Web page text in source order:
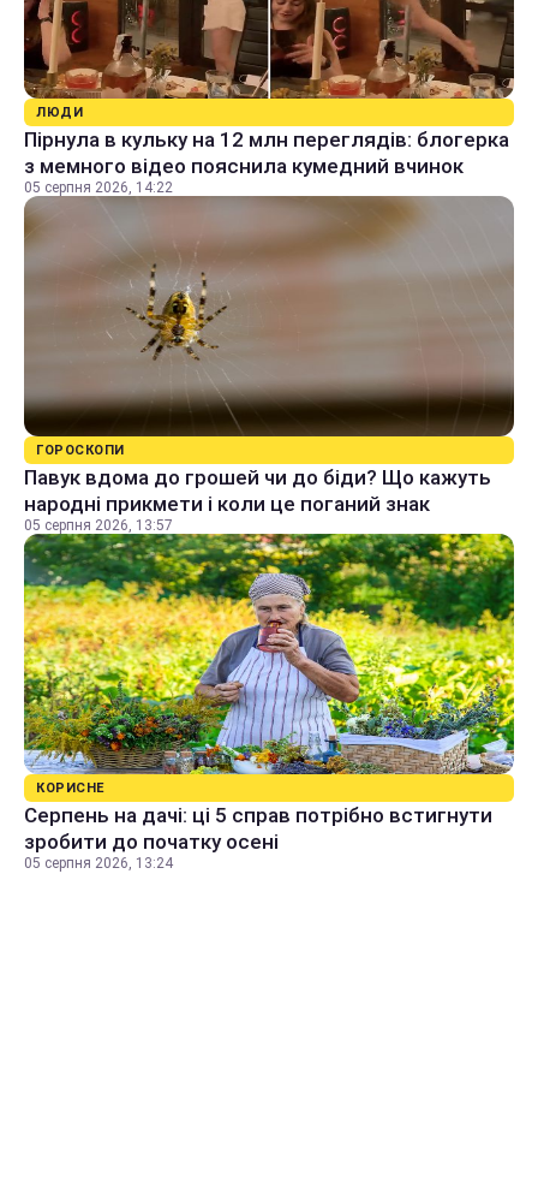
ЛЮДИ
Пірнула в кульку на 12 млн переглядів: блогерка
з мемного відео пояснила кумедний вчинок
05 серпня 2026, 14:22
ГОРОСКОПИ
Павук вдома до грошей чи до біди? Що кажуть
народні прикмети і коли це поганий знак
05 серпня 2026, 13:57
КОРИСНЕ
Серпень на дачі: ці 5 справ потрібно встигнути
зробити до початку осені
05 серпня 2026, 13:24